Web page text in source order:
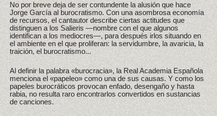
No por breve deja de ser contundente la alusión que hace
Jorge García al burocratismo. Con una asombrosa economía
de recursos, el cantautor describe ciertas actitudes que
distinguen a los Salieris —nombre con el que algunos
identifican a los mediocres—, para después irlos situando en
el ambiente en el que proliferan: la servidumbre, la avaricia, la
traición, el burocratismo...
Al definir la palabra «burocracia», la Real Academia Española
menciona el «papeleo» como una de sus causas. Y como los
papeles burocráticos provocan enfado, desengaño y hasta
rabia, no resulta raro encontrarlos convertidos en sustancias
de canciones.